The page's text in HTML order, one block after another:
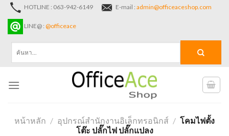
Skip
content
HOTLINE : 063-942-6149 E-mail : admin@officeaceshop.com
LINE@ : @officeace
หน้าหลัก / อุปกรณ์สำนักงานอิเล็กทรอนิกส์ / โคมไฟตั้ง
โต๊ะ ปลั๊กไฟ ปลั๊กแปลง